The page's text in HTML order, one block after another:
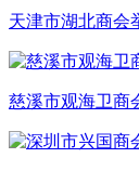
天津市湖北商会
慈溪市观海卫商